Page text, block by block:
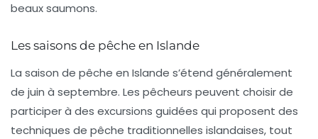
beaux saumons.
Les saisons de pêche en Islande
La saison de pêche en Islande s’étend généralement
de juin à septembre. Les pêcheurs peuvent choisir de
participer à des excursions guidées qui proposent des
techniques de pêche traditionnelles islandaises, tout